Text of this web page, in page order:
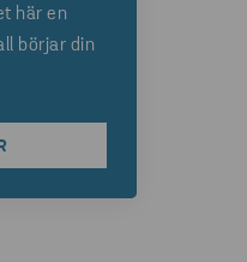
här en
börjar din